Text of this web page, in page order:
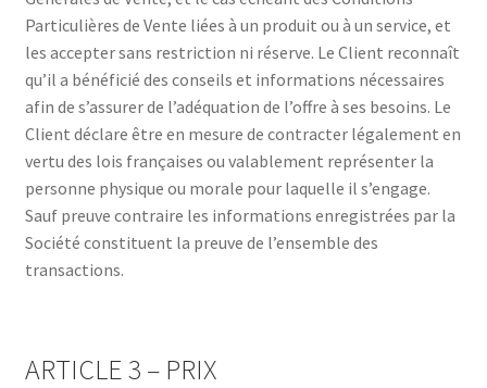
Particulières de Vente liées à un produit ou à un service, et
les accepter sans restriction ni réserve. Le Client reconnaît
qu’il a bénéficié des conseils et informations nécessaires
afin de s’assurer de l’adéquation de l’offre à ses besoins. Le
Client déclare être en mesure de contracter légalement en
vertu des lois françaises ou valablement représenter la
personne physique ou morale pour laquelle il s’engage.
Sauf preuve contraire les informations enregistrées par la
Société constituent la preuve de l’ensemble des
transactions.
ARTICLE 3 – PRIX